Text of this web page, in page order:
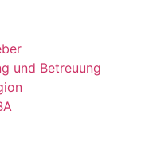
und Betreuung